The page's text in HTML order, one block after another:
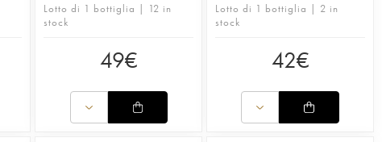
Lotto di 1 bottiglia | 12 in
stock
49€
Lotto di 1 bottiglia | 2 in
stock
42€